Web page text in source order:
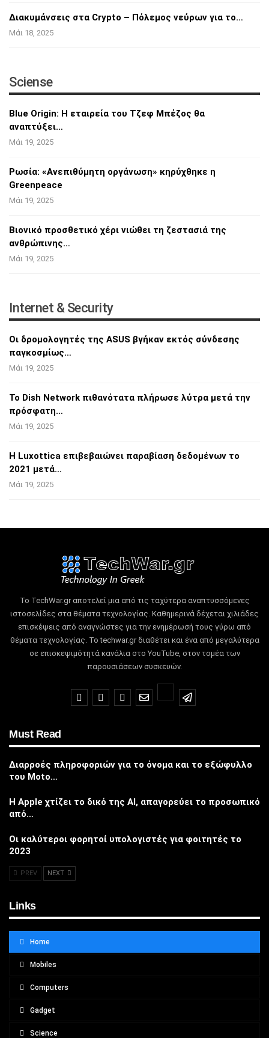
Διακυμάνσεις στα Crypto – Πόλεμος νεύρων για το…
Μάι 18, 2025
Sciense
Blue Origin: Η εταιρεία του Τζεφ Μπέζος θα
αναπτύξει…
Μάι 19, 2025
Ρωσία: «Ανεπιθύμητη οργάνωση» κηρύχθηκε η
Greenpeace
Μάι 19, 2025
Βιονικό προσθετικό χέρι νιώθει τη ζεστασιά της
ανθρώπινης…
Μάι 19, 2025
Internet & Security
Οι δρομολογητές της ASUS βγήκαν εκτός σύνδεσης
παγκοσμίως…
Μάι 19, 2025
Το Dish Network πιθανότατα πλήρωσε λύτρα μετά την
πρόσφατη…
Μάι 19, 2025
Η Luxottica επιβεβαιώνει παραβίαση δεδομένων το
2021 μετά…
Μάι 19, 2025
Το TechWar.gr αποτελεί μια από τις ταχύτερα αναπτυσσόμενες
ιστοσελίδες στα θέματα τεχνολογίας. Καθημερινά δέχεται χιλιάδες
επισκέψεις από αναγνώστες για την ενημέρωσή τους γύρω από
θέματα τεχνολογίας. Το techwar.gr διαθέτει και ένα από μεγαλύτερα
σε επισκεψιμότητά κανάλια στο YouTube, στον τομέα των
παρουσιάσεων συσκευών.
Must Read
Διαρροές πληροφοριών για το όνομα και το εξώφυλλο
του Moto…
Η Apple χτίζει το δικό της AI, απαγορεύει το προσωπικό
από…
Οι καλύτεροι φορητοί υπολογιστές για φοιτητές το
2023
PREV NEXT
Links
Home
Mobiles
Computers
Gadget
Science